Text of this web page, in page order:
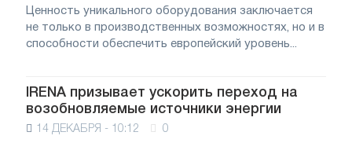
Ценность уникального оборудования заключается
не только в производственных возможностях, но и в
способности обеспечить европейский уровень...
IRENA призывает ускорить переход на
возобновляемые источники энергии
14 ДЕКАБРЯ - 10:12 0